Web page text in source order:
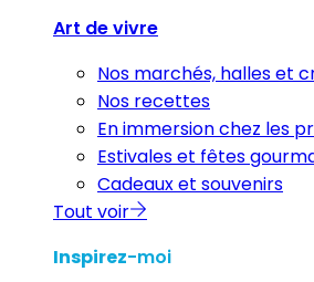
Art de vivre
Nos marchés, halles et
Nos recettes
En immersion chez les
Estivales et fêtes
Cadeaux et souvenirs
Tout voir
Inspirez-moi